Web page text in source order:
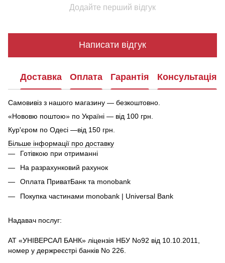
Додайте перший відгук
Написати відгук
Доставка Оплата Гарантія Консультація
Самовивіз з нашого магазину — безкоштовно.
«Нововю поштою» по Україні — від 100 грн.
Кур'єром по Одесі —від 150 грн.
Більше інформації про доставку
Готівкою при отриманні
На разрахунковий рахунок
Оплата ПриватБанк та monobank
Покупка частинами monobank | Universal Bank
Надавач послуг:
АТ «УНІВЕРСАЛ БАНК» ліцензія НБУ No92 від 10.10.2011,
номер у держреєстрі банків No 226.